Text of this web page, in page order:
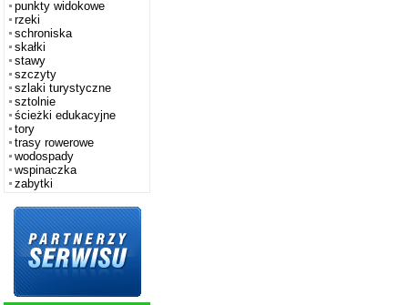
punkty widokowe
rzeki
schroniska
skałki
stawy
szczyty
szlaki turystyczne
sztolnie
ścieżki edukacyjne
tory
trasy rowerowe
wodospady
wspinaczka
zabytki